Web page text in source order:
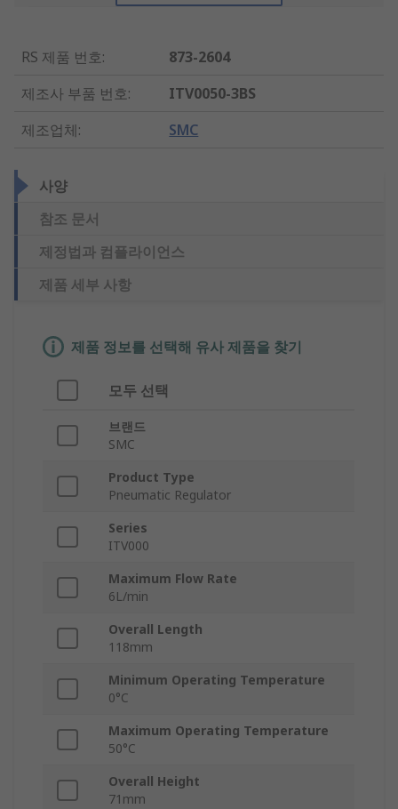
RS 제품 번호:
873-2604
제조사 부품 번호:
ITV0050-3BS
제조업체: SMC
사양
참조 문서
제정법과 컴플라이언스
제품 세부 사항
제품 정보를 선택해 유사 제품을 찾기
모두 선택
브랜드
SMC
Product Type
Pneumatic Regulator
Series
ITV000
Maximum Flow Rate
6L/min
Overall Length
118mm
Minimum Operating Temperature
0°C
Maximum Operating Temperature
50°C
Overall Height
71mm